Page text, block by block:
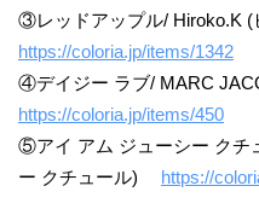
③レッドアップル/ Hiroko.K (
https://coloria.jp/items/1342
④デイジー ラブ/ MARC
https://coloria.jp/items/450
⑤アイ アム ジューシー クチ
ー クチュール) https://